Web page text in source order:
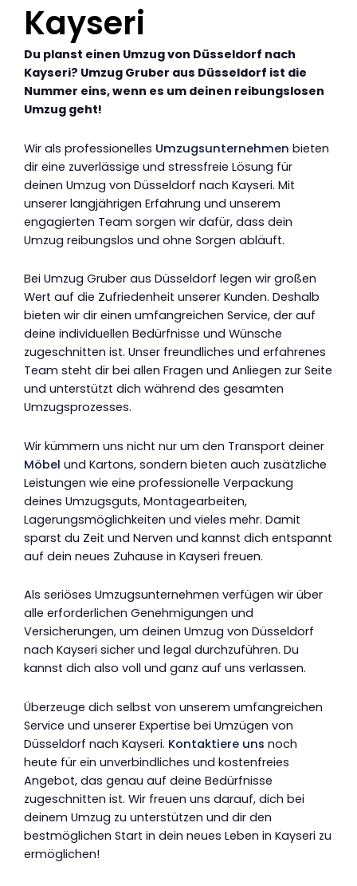
Kayseri
Du planst einen Umzug von Düsseldorf nach
Kayseri? Umzug Gruber aus Düsseldorf ist die
Nummer eins, wenn es um deinen reibungslosen
Umzug geht!
Wir als professionelles Umzugsunternehmen bieten
dir eine zuverlässige und stressfreie Lösung für
deinen Umzug von Düsseldorf nach Kayseri. Mit
unserer langjährigen Erfahrung und unserem
engagierten Team sorgen wir dafür, dass dein
Umzug reibungslos und ohne Sorgen abläuft.
Bei Umzug Gruber aus Düsseldorf legen wir großen
Wert auf die Zufriedenheit unserer Kunden. Deshalb
bieten wir dir einen umfangreichen Service, der auf
deine individuellen Bedürfnisse und Wünsche
zugeschnitten ist. Unser freundliches und erfahrenes
Team steht dir bei allen Fragen und Anliegen zur Seite
und unterstützt dich während des gesamten
Umzugsprozesses.
Wir kümmern uns nicht nur um den Transport deiner
Möbel und Kartons, sondern bieten auch zusätzliche
Leistungen wie eine professionelle Verpackung
deines Umzugsguts, Montagearbeiten,
Lagerungsmöglichkeiten und vieles mehr. Damit
sparst du Zeit und Nerven und kannst dich entspannt
auf dein neues Zuhause in Kayseri freuen.
Als seriöses Umzugsunternehmen verfügen wir über
alle erforderlichen Genehmigungen und
Versicherungen, um deinen Umzug von Düsseldorf
nach Kayseri sicher und legal durchzuführen. Du
kannst dich also voll und ganz auf uns verlassen.
Überzeuge dich selbst von unserem umfangreichen
Service und unserer Expertise bei Umzügen von
Düsseldorf nach Kayseri. Kontaktiere uns noch
heute für ein unverbindliches und kostenfreies
Angebot, das genau auf deine Bedürfnisse
zugeschnitten ist. Wir freuen uns darauf, dich bei
deinem Umzug zu unterstützen und dir den
bestmöglichen Start in dein neues Leben in Kayseri zu
ermöglichen!